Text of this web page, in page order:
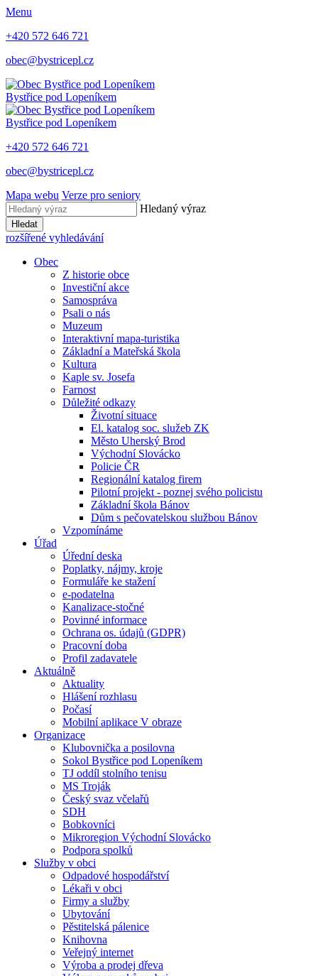
Menu
+420 572 646 721
obec@bystricepl.cz
Bystřice pod Lopeníkem
Bystřice pod Lopeníkem
+420 572 646 721
obec@bystricepl.cz
Mapa webu Verze pro seniory
Hledaný výraz
Hledat
rozšířené vyhledávání
Obec
Z historie obce
Investiční akce
Samospráva
Psali o nás
Muzeum
Interaktivní mapa-turistika
Základní a Mateřská škola
Kultura
Kaple sv. Josefa
Farnost
Důležité odkazy
Životní situace
El. katalog soc. služeb ZK
Město Uherský Brod
Východní Slovácko
Policie ČR
Regionální katalog firem
Pilotní projekt - poznej svého policistu
Základní škola Bánov
Dům s pečovatelskou službou Bánov
Vzpomínáme
Úřad
Úřední deska
Poplatky, nájmy, kroje
Formuláře ke stažení
e-podatelna
Kanalizace-stočné
Povinné informace
Ochrana os. údajů (GDPR)
Pracovní doba
Profil zadavatele
Aktuálně
Aktuality
Hlášení rozhlasu
Počasí
Mobilní aplikace V obraze
Organizace
Klubovnička a posilovna
Sokol Bystřice pod Lopeníkem
TJ oddíl stolního tenisu
MS Troják
Český svaz včelařů
SDH
Bobkovníci
Mikroregion Východní Slovácko
Podpora spolků
Služby v obci
Odpadové hospodářství
Lékaři v obci
Firmy a služby
Ubytování
Pěstitelská pálenice
Knihovna
Veřejný internet
Výroba a prodej dřeva